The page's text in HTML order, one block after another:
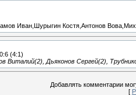
Иван,Шурыгин Костя,Антонов
(4:1)
Виталий(2), Дьяконов Сергей(2),
Добавлять комментарии
[